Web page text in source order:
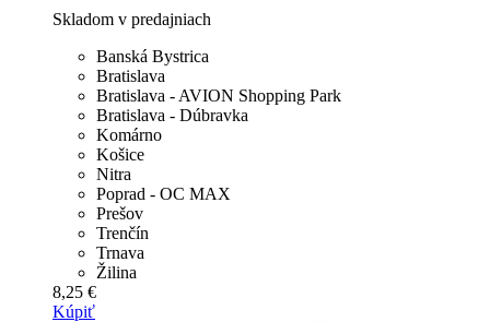
Skladom v predajniach
Banská Bystrica
Bratislava
Bratislava - AVION Shopping Park
Bratislava - Dúbravka
Komárno
Košice
Nitra
Poprad - OC MAX
Prešov
Trenčín
Trnava
Žilina
8,25 €
Kúpiť